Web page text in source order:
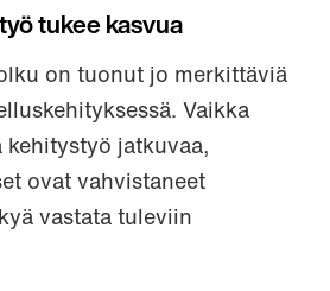
tukee kasvua
on tuonut jo merkittäviä
Vaikka
kehitystyö jatkuvaa,
ovat vahvistaneet
vastata tuleviin